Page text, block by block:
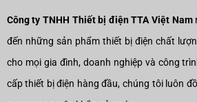
Công ty TNHH Thiết bị điện TTA Việt Nam
đến những sản phẩm thiết bị điện chất
cho mọi gia đình, doanh nghiệp và công
cấp thiết bị điện hàng đầu, chúng tôi luôn